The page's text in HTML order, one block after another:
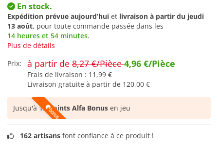
En stock.
Expédition prévue aujourd’hui et livraison à partir du jeudi
13 août, pour toute commande passée dans les
14 heures et 54 minutes.
Plus de détails
Prix:
à partir de 8,27 €/Pièce4,96 €/Pièce
Frais de livraison : 11,99 €
Livraison gratuite à partir de 120,00 €
Jusqu'à12 points Alfa Bonus en jeu
162 artisans font confiance à ce produit !